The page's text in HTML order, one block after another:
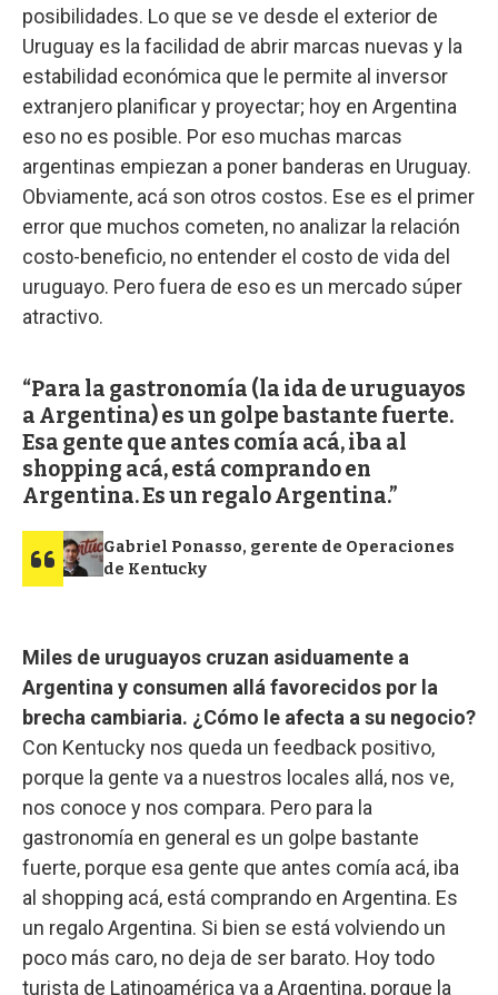
posibilidades. Lo que se ve desde el exterior de
Uruguay es la facilidad de abrir marcas nuevas y la
estabilidad económica que le permite al inversor
extranjero planificar y proyectar; hoy en Argentina
eso no es posible. Por eso muchas marcas
argentinas empiezan a poner banderas en Uruguay.
Obviamente, acá son otros costos. Ese es el primer
error que muchos cometen, no analizar la relación
costo-beneficio, no entender el costo de vida del
uruguayo. Pero fuera de eso es un mercado súper
atractivo.
Para la gastronomía (la ida de uruguayos
a Argentina) es un golpe bastante fuerte.
Esa gente que antes comía acá, iba al
shopping acá, está comprando en
Argentina. Es un regalo Argentina.
Gabriel Ponasso, gerente de Operaciones
de Kentucky
Miles de uruguayos cruzan asiduamente a
Argentina y consumen allá favorecidos por la
brecha cambiaria. ¿Cómo le afecta a su negocio?
Con Kentucky nos queda un feedback positivo,
porque la gente va a nuestros locales allá, nos ve,
nos conoce y nos compara. Pero para la
gastronomía en general es un golpe bastante
fuerte, porque esa gente que antes comía acá, iba
al shopping acá, está comprando en Argentina. Es
un regalo Argentina. Si bien se está volviendo un
poco más caro, no deja de ser barato. Hoy todo
turista de Latinoamérica va a Argentina, porque la